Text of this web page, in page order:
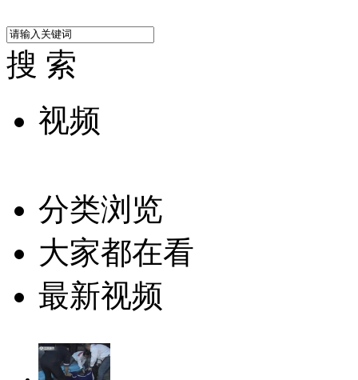
搜 索
视频
分类浏览
大家都在看
最新视频